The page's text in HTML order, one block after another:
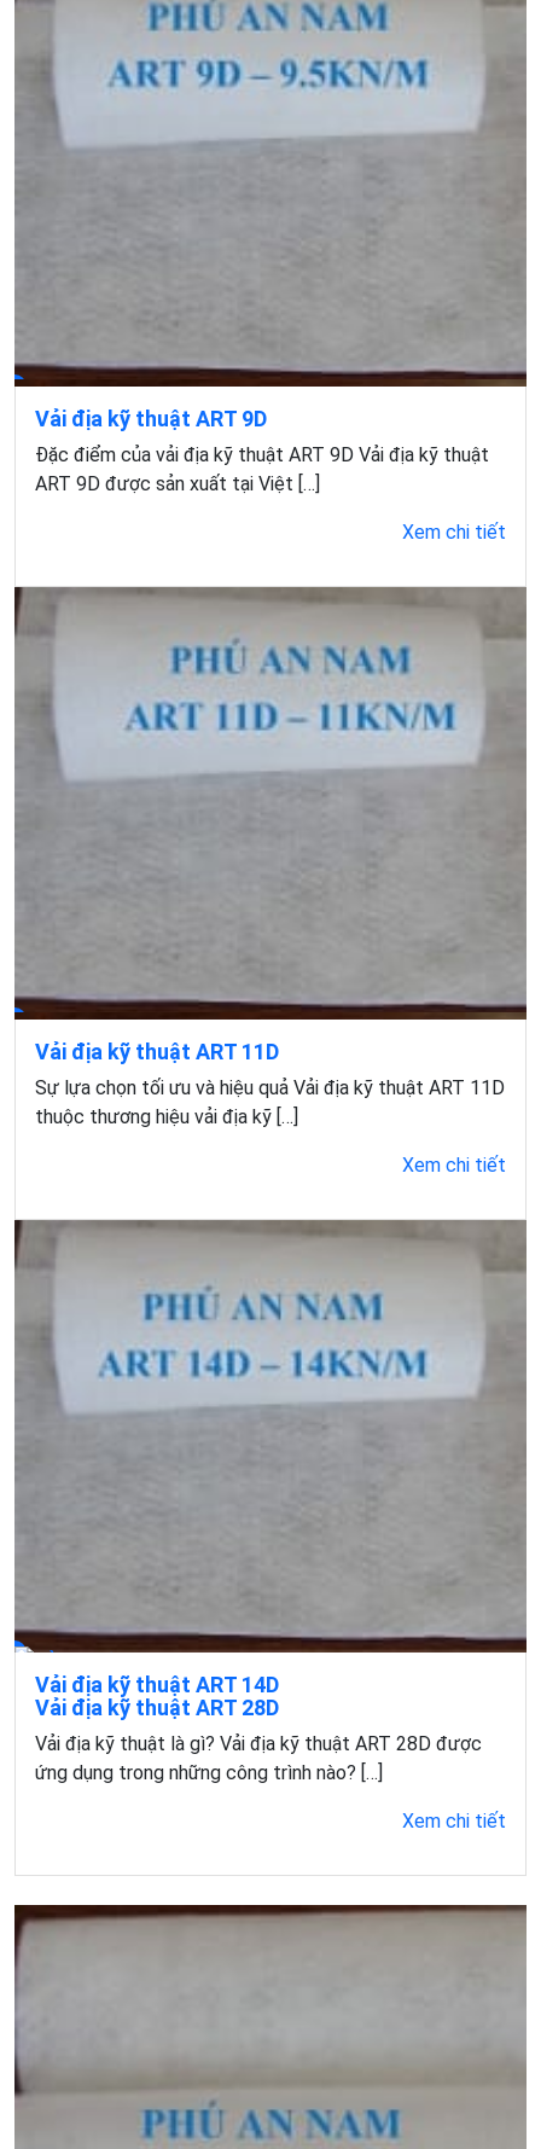
Vải địa kỹ thuật ART 9D
Đặc điểm của vải địa kỹ thuật ART 9D Vải địa kỹ thuật
ART 9D được sản xuất tại Việt […]
Xem chi tiết
Vải địa kỹ thuật ART 11D
Sự lựa chọn tối ưu và hiệu quả Vải địa kỹ thuật ART 11D
thuộc thương hiệu vải địa kỹ […]
Xem chi tiết
Vải địa kỹ thuật ART 14D
Vài điểm về vải địa kỹ thuật ART14D Vải địa kỹ thuật
ART 14D được sản xuất như thế nào, […]
Vải địa kỹ thuật ART 28D
Vải địa kỹ thuật là gì? Vải địa kỹ thuật ART 28D được
ứng dụng trong những công trình nào? […]
Xem chi tiết